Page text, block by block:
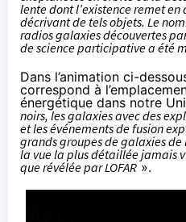
lente dont l’existence remet
décrivant de tels objets. Le
radios galaxies découvertes
de science participative a été
Dans l’animation ci-
correspond à
énergétique dans notre
noirs, les galaxies avec des
et les événements de fusion
grands groupes de galaxies de
la vue la plus détaillée jamais
que révélée par LOFAR ».